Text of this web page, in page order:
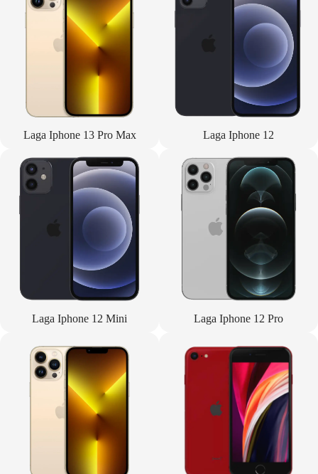
Laga Iphone 13 Pro Max Laga Iphone 12
Laga Iphone 12 Mini Laga Iphone 12 Pro